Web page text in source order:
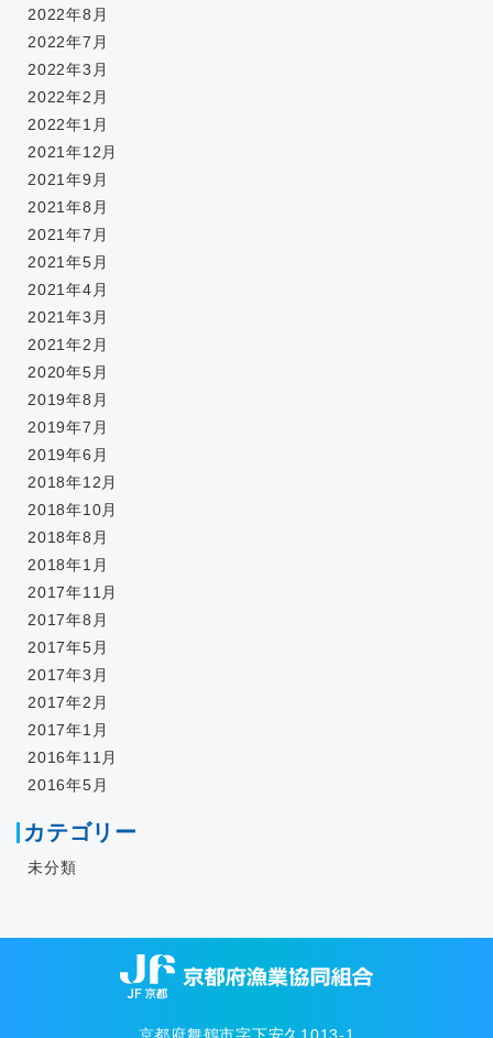
2022年8月
2022年7月
2022年3月
2022年2月
2022年1月
2021年12月
2021年9月
2021年8月
2021年7月
2021年5月
2021年4月
2021年3月
2021年2月
2020年5月
2019年8月
2019年7月
2019年6月
2018年12月
2018年10月
2018年8月
2018年1月
2017年11月
2017年8月
2017年5月
2017年3月
2017年2月
2017年1月
2016年11月
2016年5月
カテゴリー
未分類
京都府舞鶴市字下安久1013-1